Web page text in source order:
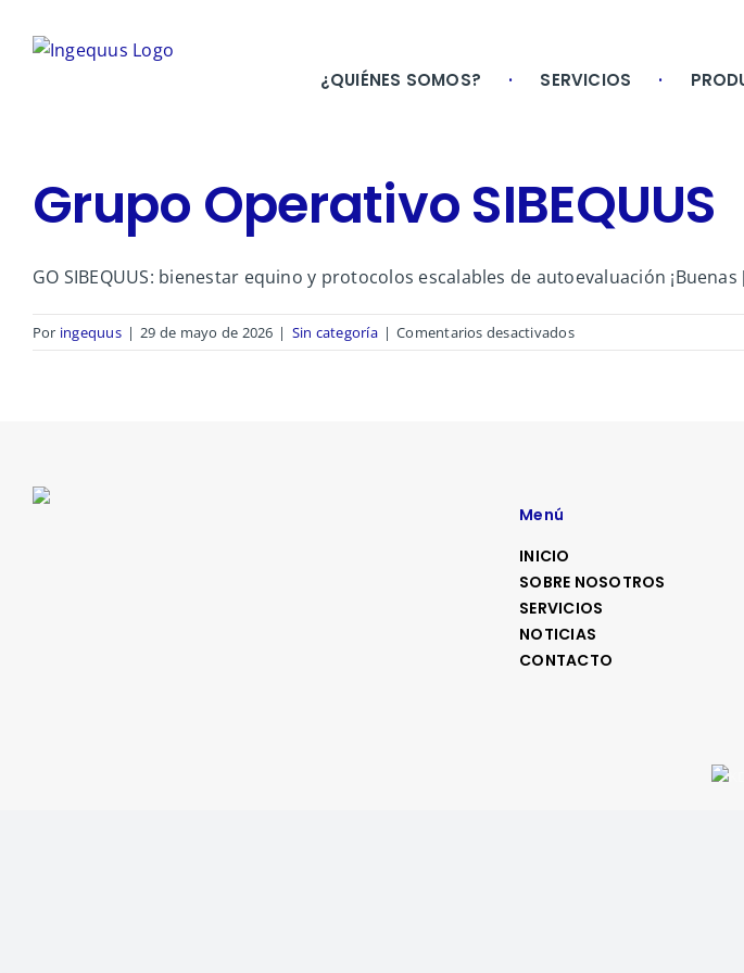
¿QUIÉNES SOMOS? SERVICIOS
Grupo Operativo SIBEQUUS
GO SIBEQUUS: bienestar equino y protocolos escalables de autoevaluación ¡Buenas
Por ingequus | 29 de mayo de 2026 | Sin categoría | Comentarios desactivadosen
Grupo
Menú
INICIO
SOBRE NOSOTROS
SERVICIOS
NOTICIAS
CONTACTO